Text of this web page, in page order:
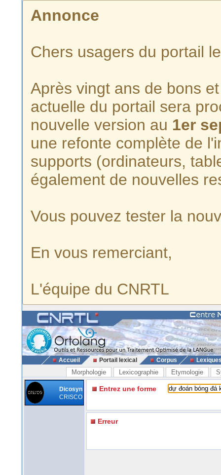
Annonce
Chers usagers du portail
Après vingt ans de bons
actuelle du portail sera
nouvelle version au 1er
une refonte complète de
supports (ordinateurs,
également de nouvelles
Vous pouvez tester la
En vous remerciant,
L'équipe du CNRTL
Accueil Portail lexical Corpus
Morphologie Lexicographie Etymologie
Dicosyn
CRISCO
Entrez une forme
Erreur